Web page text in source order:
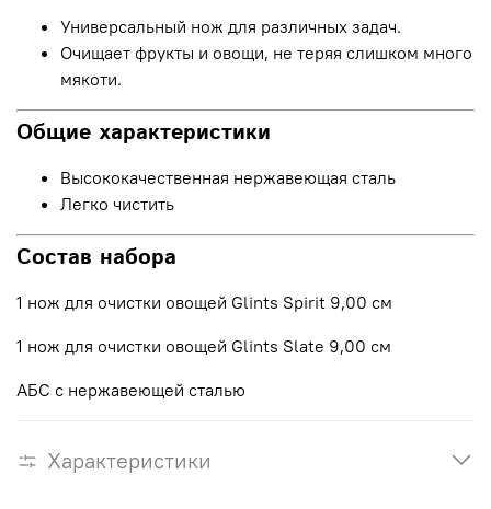
Универсальный нож для различных задач.
Очищает фрукты и овощи, не теряя слишком много
мякоти.
Общие характеристики
Высококачественная нержавеющая сталь
Легко чистить
Состав набора
1 нож для очистки овощей Glints Spirit 9,00 см
1 нож для очистки овощей Glints Slate 9,00 см
АБС с нержавеющей сталью
Характеристики